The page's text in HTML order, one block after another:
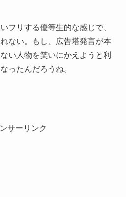
フリする優等生的な感じで、
ない。もし、広告塔発言が本
い人物を笑いにかえようと利
ったんだろうね。
サーリンク